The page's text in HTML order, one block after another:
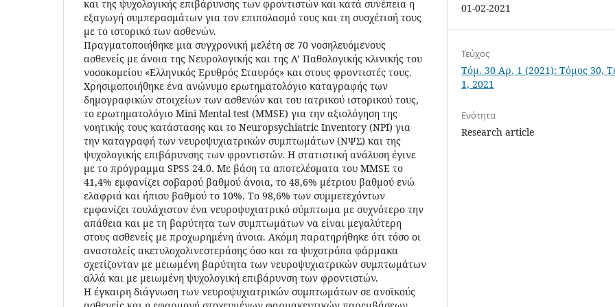
και της ψυχολογικής επιβάρυνσης των φροντιστών και κατά συνέπεια η
εξαγωγή συμπερασμάτων για τον επιπολασμό τους και τη συσχέτισή τους
με το ιστορικό των ασθενών.
Πραγματοποιήθηκε μια συγχρονική μελέτη σε 70 νοσηλευόμενους
ασθενείς με άνοια της Νευρολογικής και της Α’ Παθολογικής κλινικής του
νοσοκομείου «Ελληνικός Ερυθρός Σταυρός» και στους φροντιστές τους.
Χρησιμοποιήθηκε ένα ανώνυμο ερωτηματολόγιο καταγραφής των
δημογραφικών στοιχείων των ασθενών και του ιατρικού ιστορικού τους,
το ερωτηματολόγιο Mini Mental test (MMSE) για την αξιολόγηση της
νοητικής τους κατάστασης και το Neuropsychiatric Inventory (NPI) για
την καταγραφή των νευροψυχιατρικών συμπτωμάτων (ΝΨΣ) και της
ψυχολογικής επιβάρυνσης των φροντιστών. Η στατιστική ανάλυση έγινε
με το πρόγραμμα SPSS 24.0. Με βάση τα αποτελέσματα του MMSE το
41,4% εμφανίζει σοβαρού βαθμού άνοια, το 48,6% μέτριου βαθμού ενώ
ελαφριά και ήπιου βαθμού το 10%. Το 98,6% των συμμετεχόντων
εμφανίζει τουλάχιστον ένα νευροψυχιατρικό σύμπτωμα με συχνότερο την
απάθεια και με τη βαρύτητα των συμπτωμάτων να είναι μεγαλύτερη
στους ασθενείς με προχωρημένη άνοια. Ακόμη παρατηρήθηκε ότι τόσο οι
αναστολείς ακετυλοχολινεστεράσης όσο και τα ψυχοτρόπα φάρμακα
σχετίζονταν με μειωμένη βαρύτητα των νευροψυχιατρικών συμπτωμάτων
αλλά και με μειωμένη ψυχολογική επιβάρυνση των φροντιστών.
Η έγκαιρη διάγνωση των νευροψυχιατρικών συμπτωμάτων σε ανοϊκούς
01-02-2021
Τεύχος
Τόμ. 30 Αρ. 1 (2021): Τόμος 30,
1, 2021
Ενότητα
Research article